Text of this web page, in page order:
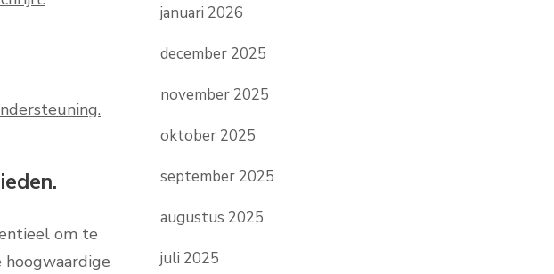
om te
januari 2026
december 2025
november 2025
oktober 2025
september 2025
augustus 2025
juli 2025